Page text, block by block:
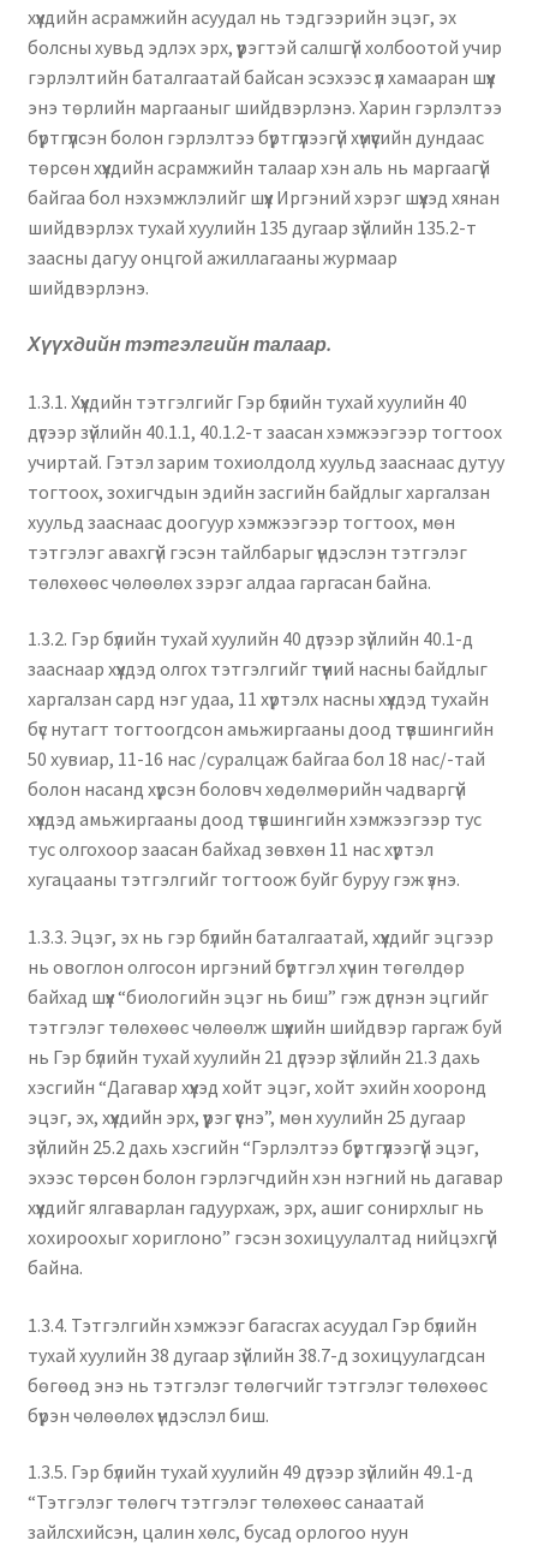
хүүхдийн асрамжийн асуудал нь тэдгээрийн эцэг, эх
болсны хувьд эдлэх эрх, үүрэгтэй салшгүй холбоотой учир
гэрлэлтийн баталгаатай байсан эсэхээс үл хамааран шүүх
энэ төрлийн маргааныг шийдвэрлэнэ. Харин гэрлэлтээ
бүртгүүлсэн болон гэрлэлтээ бүртгүүлээгүй хүмүүсийн дундаас
төрсөн хүүхдийн асрамжийн талаар хэн аль нь маргаагүй
байгаа бол нэхэмжлэлийг шүүх Иргэний хэрэг шүүхэд хянан
шийдвэрлэх тухай хуулийн 135 дугаар зүйлийн 135.2-т
заасны дагуу онцгой ажиллагааны журмаар
шийдвэрлэнэ.
Хүүхдийн тэтгэлгийн талаар.
1.3.1. Хүүхдийн тэтгэлгийг Гэр бүлийн тухай хуулийн 40
дүгээр зүйлийн 40.1.1, 40.1.2-т заасан хэмжээгээр тогтоох
учиртай. Гэтэл зарим тохиолдолд хуульд зааснаас дутуу
тогтоох, зохигчдын эдийн засгийн байдлыг харгалзан
хуульд зааснаас доогуур хэмжээгээр тогтоох, мөн
тэтгэлэг авахгүй гэсэн тайлбарыг үндэслэн тэтгэлэг
төлөхөөс чөлөөлөх зэрэг алдаа гаргасан байна.
1.3.2. Гэр бүлийн тухай хуулийн 40 дүгээр зүйлийн 40.1-д
зааснаар хүүхдэд олгох тэтгэлгийг түүний насны байдлыг
харгалзан сард нэг удаа, 11 хүртэлх насны хүүхдэд тухайн
бүс нутагт тогтоогдсон амьжиргааны доод түвшингийн
50 хувиар, 11-16 нас /суралцаж байгаа бол 18 нас/-тай
болон насанд хүрсэн боловч хөдөлмөрийн чадваргүй
хүүхдэд амьжиргааны доод түвшингийн хэмжээгээр тус
тус олгохоор заасан байхад зөвхөн 11 нас хүртэл
хугацааны тэтгэлгийг тогтоож буйг буруу гэж үзнэ.
1.3.3. Эцэг, эх нь гэр бүлийн баталгаатай, хүүхдийг эцгээр
нь овоглон олгосон иргэний бүртгэл хүчин төгөлдөр
байхад шүүх “биологийн эцэг нь биш” гэж дүгнэн эцгийг
тэтгэлэг төлөхөөс чөлөөлж шүүхийн шийдвэр гаргаж буй
нь Гэр бүлийн тухай хуулийн 21 дүгээр зүйлийн 21.3 дахь
хэсгийн “Дагавар хүүхэд хойт эцэг, хойт эхийн хооронд
эцэг, эх, хүүхдийн эрх, үүрэг үүснэ”, мөн хуулийн 25 дугаар
зүйлийн 25.2 дахь хэсгийн “Гэрлэлтээ бүртгүүлээгүй эцэг,
эхээс төрсөн болон гэрлэгчдийн хэн нэгний нь дагавар
хүүхдийг ялгаварлан гадуурхаж, эрх, ашиг сонирхлыг нь
хохироохыг хориглоно” гэсэн зохицуулалтад нийцэхгүй
байна.
1.3.4. Тэтгэлгийн хэмжээг багасгах асуудал Гэр бүлийн
тухай хуулийн 38 дугаар зүйлийн 38.7-д зохицуулагдсан
бөгөөд энэ нь тэтгэлэг төлөгчийг тэтгэлэг төлөхөөс
бүрэн чөлөөлөх үндэслэл биш.
1.3.5. Гэр бүлийн тухай хуулийн 49 дүгээр зүйлийн 49.1-д
“Тэтгэлэг төлөгч тэтгэлэг төлөхөөс санаатай
зайлсхийсэн, цалин хөлс, бусад орлогоо нуун